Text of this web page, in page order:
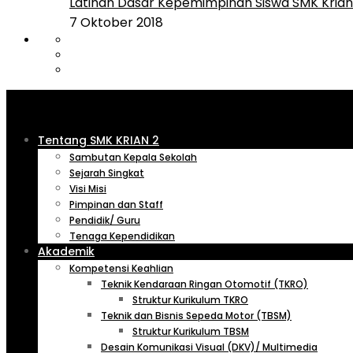
7 Oktober 2018
Tentang SMK KRIAN 2
Sambutan Kepala Sekolah
Sejarah Singkat
Visi Misi
Pimpinan dan Staff
Pendidik/ Guru
Tenaga Kependidikan
Akademik
Kompetensi Keahlian
Teknik Kendaraan Ringan Otomotif (TKRO)
Struktur Kurikulum TKRO
Teknik dan Bisnis Sepeda Motor (TBSM)
Struktur Kurikulum TBSM
Desain Komunikasi Visual (DKV)/ Multimedia